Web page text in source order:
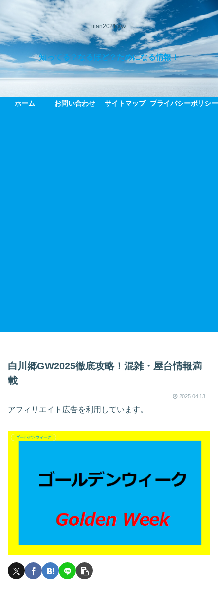
titan2021.xyz
知ってる？なるほど？ためになる情報！
ホーム お問い合わせ サイトマップ プライバシーポリシー
白川郷GW2025徹底攻略！混雑・屋台情報満
載
2025.04.13
アフィリエイト広告を利用しています。
ゴールデンウィーク